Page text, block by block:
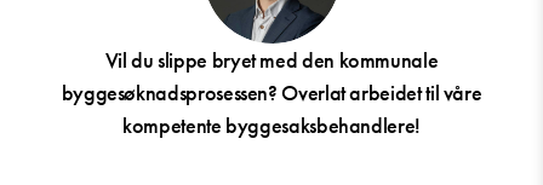
Vil du slippe bryet med den kommunale
byggesøknadsprosessen? Overlat arbeidet til våre
kompetente byggesaksbehandlere!